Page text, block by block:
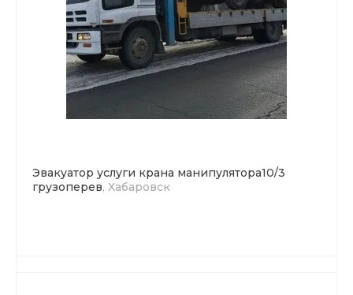
Эвакуатор услуги крана манипулятора10/3
грузоперев, Хабаровск